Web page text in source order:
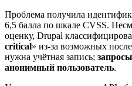
Проблема получила
6,5 балла по шкале CVSS.
оценку, Drupal
critical» из-за возможных
нужна учётная запись;
анонимный пользователь.